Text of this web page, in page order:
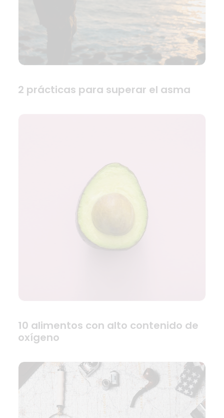
2 prácticas para superar el asma
10 alimentos con alto contenido de
oxígeno